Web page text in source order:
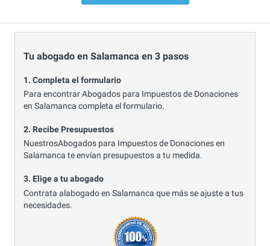
Tu abogado en Salamanca en 3 pasos
1. Completa el formulario
Para encontrar Abogados para Impuestos de Donaciones
en Salamanca completa el formulario.
2. Recibe Presupuestos
NuestrosAbogados para Impuestos de Donaciones en
Salamanca te envían presupuestos a tu medida.
3. Elige a tu abogado
Contrata alabogado en Salamanca que más se ajuste a tus
necesidades.